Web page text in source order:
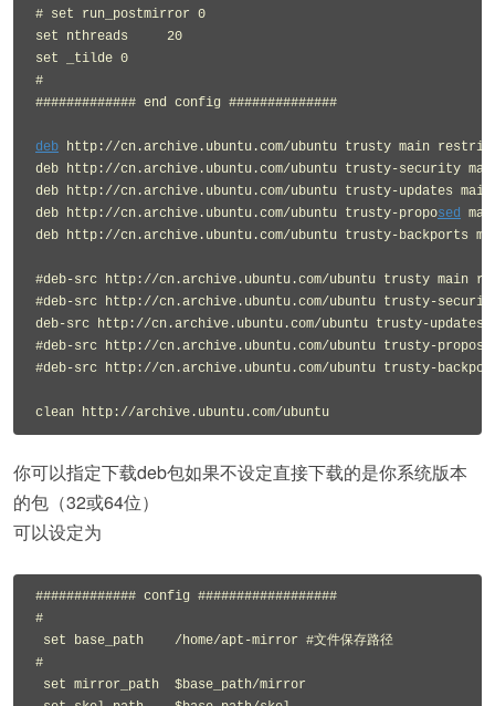
# set run_postmirror 0
set nthreads     20
set _tilde 0
#
############# end config ##############
deb http://cn.archive.ubuntu.com/ubuntu trusty main
deb http://cn.archive.ubuntu.com/ubuntu trusty-security
deb http://cn.archive.ubuntu.com/ubuntu trusty-updates
deb http://cn.archive.ubuntu.com/ubuntu trusty-proposed
deb http://cn.archive.ubuntu.com/ubuntu trusty-backports
#deb-src http://cn.archive.ubuntu.com/ubuntu trusty main
#deb-src http://cn.archive.ubuntu.com/ubuntu trusty-
deb-src http://cn.archive.ubuntu.com/ubuntu trusty-
#deb-src http://cn.archive.ubuntu.com/ubuntu trusty-
#deb-src http://cn.archive.ubuntu.com/ubuntu trusty-
你可以指定下载deb包如果不设定直接下载的是你系统版本
的包（32或64位）
可以设定为
############# config ##################
#
set base_path    /home/apt-mirror #文件保存路径
#
set mirror_path  $base_path/mirror